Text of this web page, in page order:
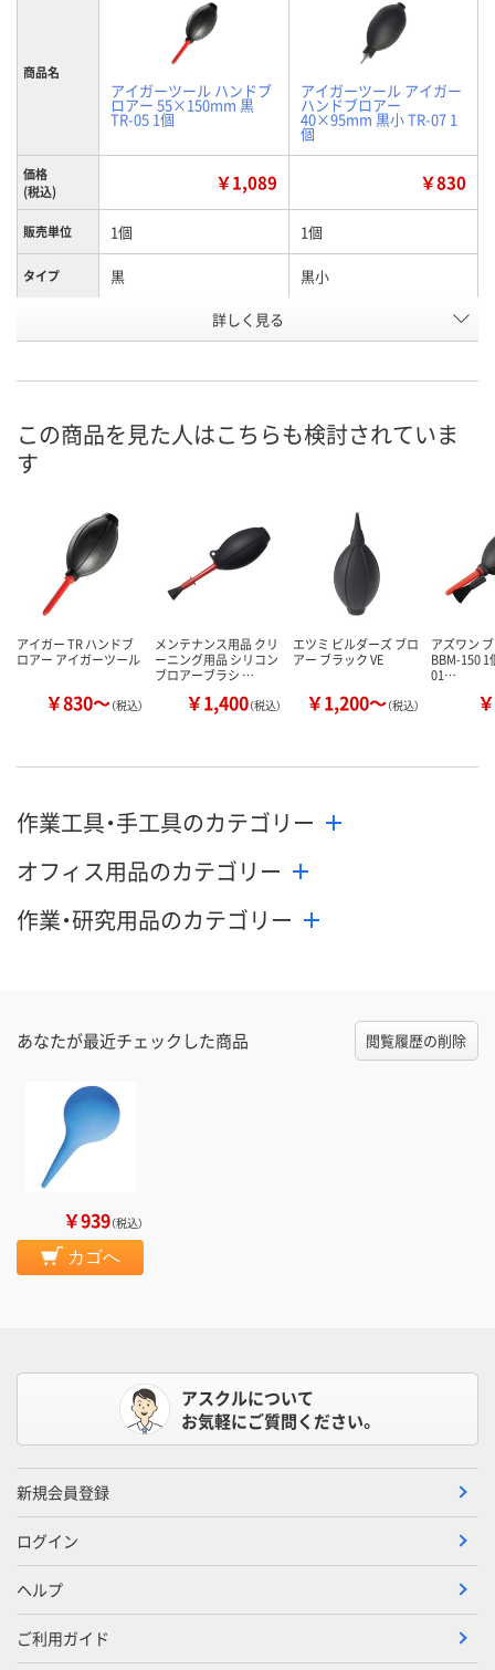
商品名
アイガーツール ハンドブ
ロアー 55×150mm 黒
TR-05 1個
アイガーツール アイガー
ハンドブロアー
40×95mm 黒小 TR-07 1
個
価格
(税込)
￥1,089 ￥830
販売単位 1個 1個
タイプ 黒 黒小
お届け日 8月7日（金） 8月8日（土）
カゴへ カゴへ
詳しく見る
この商品を見た人はこちらも検討されていま
す
アイガー TR ハンドブ
ロアー アイガーツール
￥830～（税込）
メンテナンス用品 クリ
ーニング用品 シリコン
ブロアーブラシ …
￥1,400（税込）
エツミ ビルダーズ ブロ
アー ブラック VE
￥1,200～（税込）
アズワン
BBM-150 1
01…
作業工具・手工具のカテゴリー
オフィス用品のカテゴリー
作業・研究用品のカテゴリー
あなたが最近チェックした商品 閲覧履歴の削除
￥939（税込）
カゴへ
アスクルについて
お気軽にご質問ください。
新規会員登録
ログイン
ヘルプ
ご利用ガイド